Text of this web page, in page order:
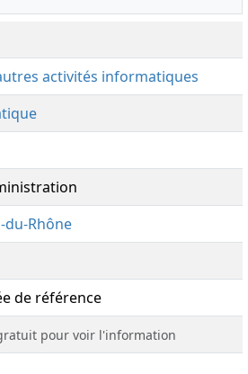
activités informatiques
du-Rhône
de référence
pour voir l'information